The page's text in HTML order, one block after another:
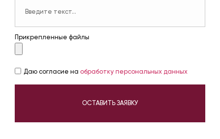
Прикрепленные файлы
Даю согласие на обработку персональных данных
ОСТАВИТЬ ЗАЯВКУ